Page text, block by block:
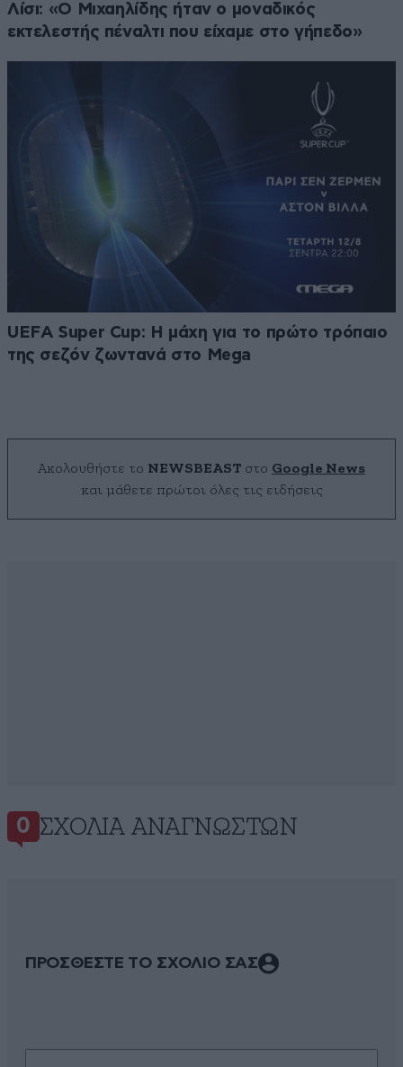
Λίσι: «Ο Μιχαηλίδης ήταν ο μοναδικός
εκτελεστής πέναλτι που είχαμε στο γήπεδο»
UEFA Super Cup: Η μάχη για το πρώτο τρόπαιο
της σεζόν ζωντανά στο Mega
Ακολουθήστε το NEWSBEAST στο Google News
και μάθετε πρώτοι όλες τις ειδήσεις
0 ΣΧΌΛΙΑ ΑΝΑΓΝΩΣΤΏΝ
ΠΡΟΣΘΕΣΤΕ ΤΟ ΣΧΟΛΙΟ ΣΑΣ